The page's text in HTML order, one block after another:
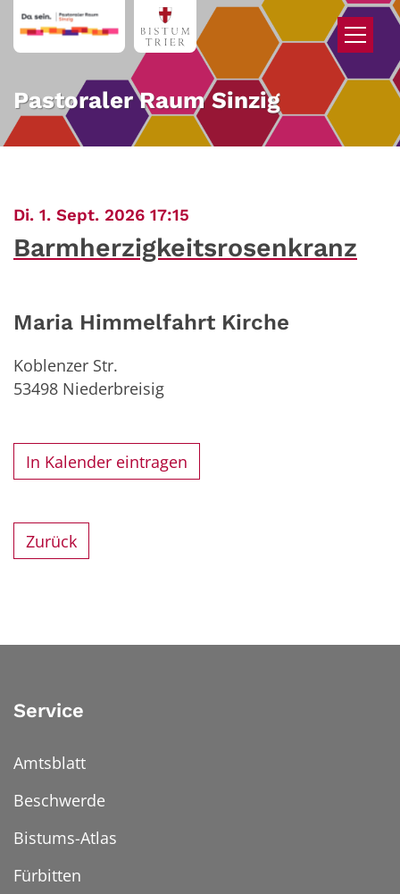
Zum Inhalt springen
Pastoraler Raum Sinzig
Di. 1. Sept. 2026 17:15
Barmherzigkeitsrosenkranz
Maria Himmelfahrt Kirche
Koblenzer Str.
53498 Niederbreisig
In Kalender eintragen
Zurück
Service
Amtsblatt
Beschwerde
Bistums-Atlas
Fürbitten